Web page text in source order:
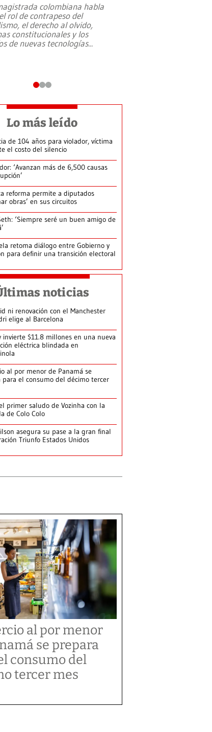
colombiana habla
rol de contrapeso del
el derecho al olvido,
constitucionales y los
de nuevas tecnologías...
Lo más leído
de 104 años para violador, víctima
el costo del silencio
‘Avanzan más de 6,500 causas
reforma permite a diputados
obras’ en sus circuitos
‘Siempre seré un buen amigo de
retoma diálogo entre Gobierno y
para definir una transición electoral
noticias
ni renovación con el Manchester
elige al Barcelona
invierte $11.8 millones en una nueva
eléctrica blindada en
al por menor de Panamá se
para el consumo del décimo tercer
primer saludo de Vozinha con la
de Colo Colo
asegura su pase a la gran final
Triunfo Estados Unidos
al por menor
se prepara
consumo del
tercer mes